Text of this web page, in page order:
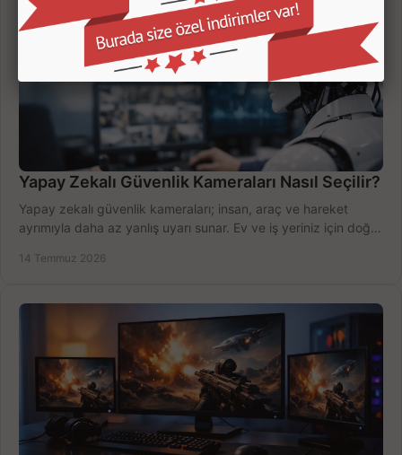
Yapay Zekalı Güvenlik Kameraları Nasıl Seçilir?
Yapay zekalı güvenlik kameraları; insan, araç ve hareket
ayrımıyla daha az yanlış uyarı sunar. Ev ve iş yeriniz için doğru
14 Temmuz 2026